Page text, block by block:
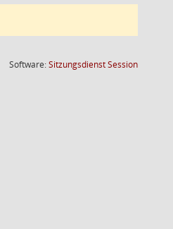
Software:SitzungsdienstSession(Wird in